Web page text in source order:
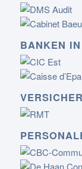
BANKEN